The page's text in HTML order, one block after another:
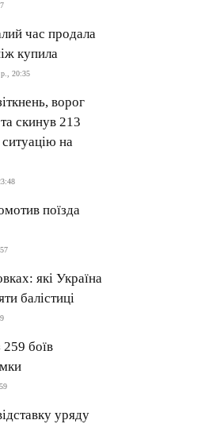
час продала
купила
20:35
ворог
скинув 213
на
поїзда
які Україна
балістиці
боїв
уряду